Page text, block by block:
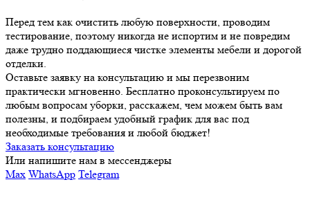
Перед тем как очистить любую поверхности, проводим
тестирование, поэтому никогда не испортим и не повредим
даже трудно поддающиеся чистке элементы мебели и дорогой
отделки.
Оставьте заявку на консультацию и мы перезвоним
практически мгновенно. Бесплатно проконсультируем по
любым вопросам уборки, расскажем, чем можем быть вам
полезны, и подбираем удобный график для вас под
необходимые требования и любой бюджет!
Заказать консультацию
Или напишите нам в мессенджеры
Max WhatsApp Telegram